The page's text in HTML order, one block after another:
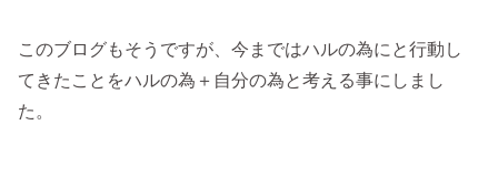
このブログもそうですが、今まではハルの為にと行動し
てきたことをハルの為＋自分の為と考える事にしまし
た。